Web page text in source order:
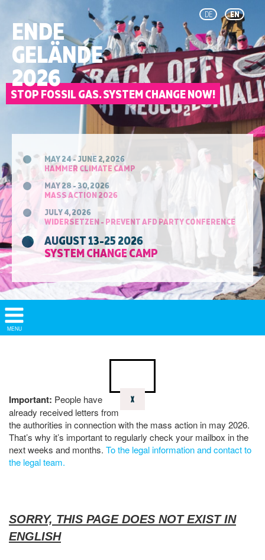
DE EN
ENDE
GELÄNDE
2026
STOP FOSSIL GAS. SYSTEM CHANGE NOW!
MAY 24 - JUNE 2, 2026
HAMMER CLIMATE CAMP
MAY 28 - 30, 2026
MASS ACTION 2026
JULY 4, 2026
WIDERSETZEN - PREVENT AFD PARTY CONFERENCE
AUGUST 13-25 2026
SYSTEM CHANGE CAMP
Show/
Hide
MENU
SORRY, THIS PAGE DOES NOT EXIST IN
ENGLISH
X
Important: People have
already received letters from
the authorities in connection with the mass action in may 2026.
That’s why it’s important to regularly check your mailbox in the
next weeks and months. To the legal information and contact to
the legal team.